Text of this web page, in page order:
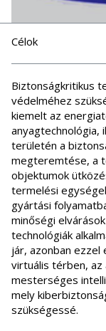
Célok
Biztonságkritikus
védelméhez
kiemelt az
anyagtechnológia,
területén a
megteremtése, a
objektumok
termelési
gyártási
minőségi
technológiák
jár, azonban
virtuális térben, az
mesterséges
mely
szükségessé.